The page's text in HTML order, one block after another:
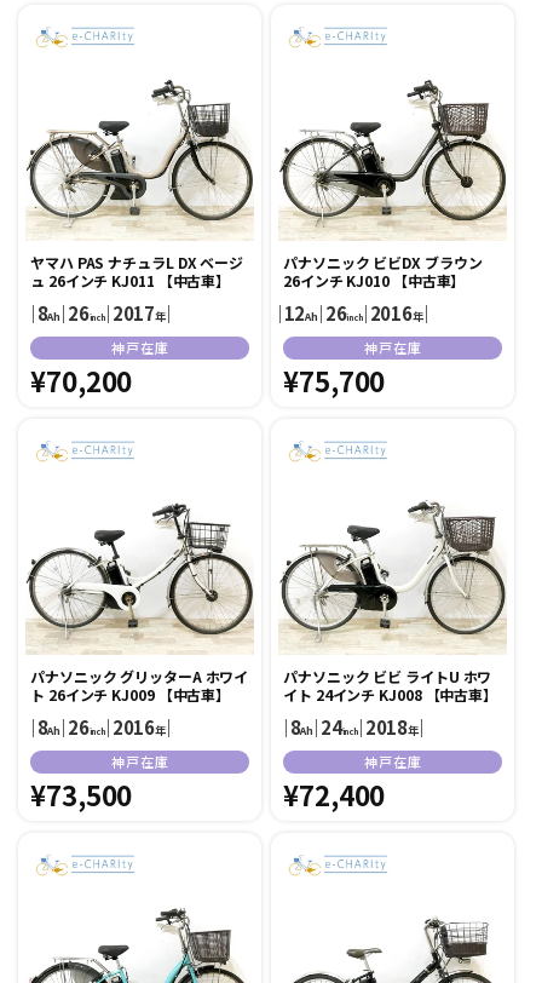
価
格 格
ヤマハ PAS ナチュラL DX ベージ
ュ 26インチ KJ011 【中古車】
｜8Ah｜26inch｜2017年｜
販
売
元:
神戸在庫
通
価
格
¥70,200
パナソニック ビビDX ブラウン
26インチ KJ010 【中古車】
｜12Ah｜26inch｜2016年｜
販
売
元:
神戸在庫
通
価
格
¥75,700
パナソニック グリッターA ホワイ
ト 26インチ KJ009 【中古車】
｜8Ah｜26inch｜2016年｜
販
売
元:
神戸在庫
通
価
格
¥73,500
パナソニック ビビ ライトU ホワ
イト 24インチ KJ008 【中古車】
｜8Ah｜24inch｜2018年｜
販
売
元:
神戸在庫
通
価
格
¥72,400